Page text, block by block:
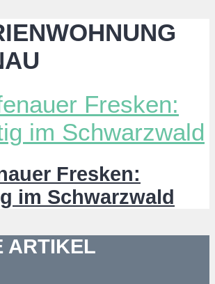
Fresken:
im Schwarzwald
ARTIKEL